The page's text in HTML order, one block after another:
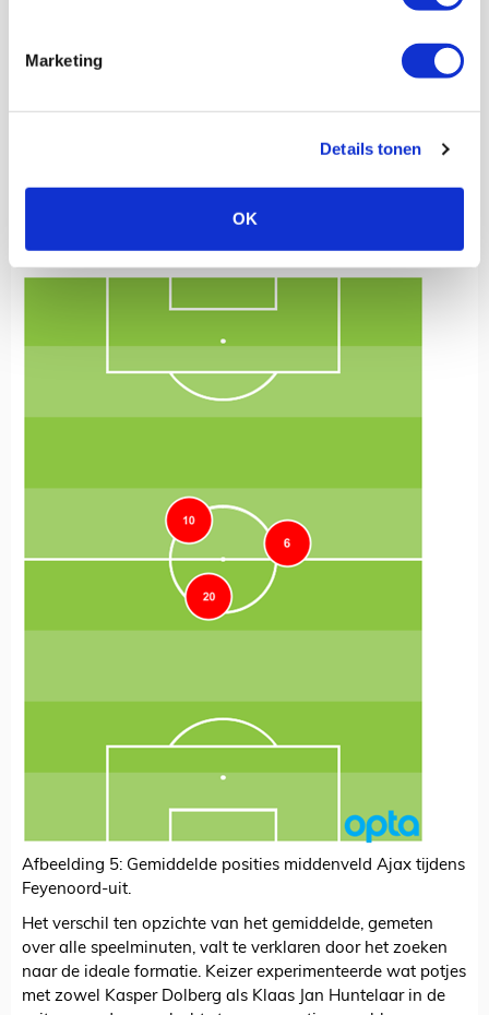
Marketing
Details tonen
OK
Afbeelding 4: Gemiddelde posities middenveld Ajax tijdens
Sparta-thuis.
Afbeelding 5: Gemiddelde posities middenveld Ajax tijdens
Feyenoord-uit.
Het verschil ten opzichte van het gemiddelde, gemeten
over alle speelminuten, valt te verklaren door het zoeken
naar de ideale formatie. Keizer experimenteerde wat potjes
met zowel Kasper Dolberg als Klaas Jan Huntelaar in de